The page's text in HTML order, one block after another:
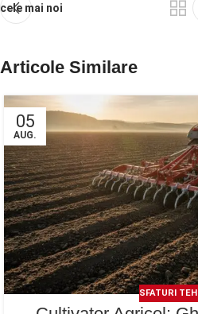
cele mai noi
Articole Similare
05
AUG.
SFATURI